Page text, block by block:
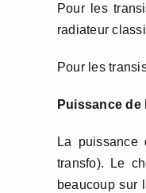
Pour les
radiateur
Pour les
Puissance de
La
transfo). Le
beaucoup sur